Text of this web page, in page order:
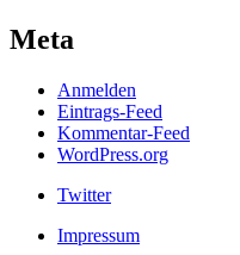
Meta
Anmelden
Eintrags-Feed
Kommentar-Feed
WordPress.org
Twitter
Impressum